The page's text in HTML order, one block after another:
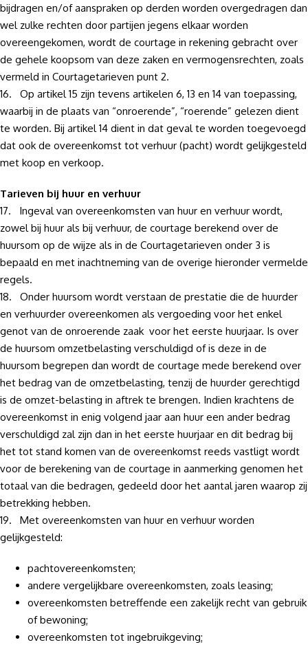
bijdragen en/of aanspraken op derden worden overgedragen dan
wel zulke rechten door partijen jegens elkaar worden
overeengekomen, wordt de courtage in rekening gebracht over
de gehele koopsom van deze zaken en vermogensrechten, zoals
vermeld in Courtagetarieven punt 2.
16. Op artikel 15 zijn tevens artikelen 6, 13 en 14 van toepassing,
waarbij in de plaats van “onroerende”, “roerende” gelezen dient
te worden. Bij artikel 14 dient in dat geval te worden toegevoegd
dat ook de overeenkomst tot verhuur (pacht) wordt gelijkgesteld
met koop en verkoop.
Tarieven bij huur en verhuur
17. Ingeval van overeenkomsten van huur en verhuur wordt,
zowel bij huur als bij verhuur, de courtage berekend over de
huursom op de wijze als in de Courtagetarieven onder 3 is
bepaald en met inachtneming van de overige hieronder vermelde
regels.
18. Onder huursom wordt verstaan de prestatie die de huurder
en verhuurder overeenkomen als vergoeding voor het enkel
genot van de onroerende zaak voor het eerste huurjaar. Is over
de huursom omzetbelasting verschuldigd of is deze in de
huursom begrepen dan wordt de courtage mede berekend over
het bedrag van de omzetbelasting, tenzij de huurder gerechtigd
is de omzet-belasting in aftrek te brengen. Indien krachtens de
overeenkomst in enig volgend jaar aan huur een ander bedrag
verschuldigd zal zijn dan in het eerste huurjaar en dit bedrag bij
het tot stand komen van de overeenkomst reeds vastligt wordt
voor de berekening van de courtage in aanmerking genomen het
totaal van die bedragen, gedeeld door het aantal jaren waarop zij
betrekking hebben.
19. Met overeenkomsten van huur en verhuur worden
gelijkgesteld:
pachtovereenkomsten;
andere vergelijkbare overeenkomsten, zoals leasing;
overeenkomsten betreffende een zakelijk recht van gebruik
of bewoning;
overeenkomsten tot ingebruikgeving;